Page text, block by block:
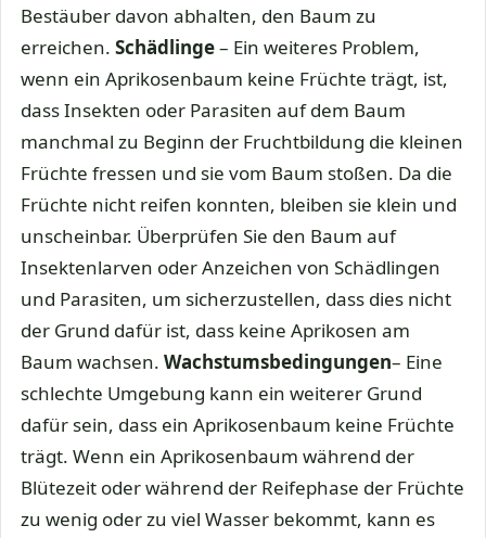
Bestäuber davon abhalten, den Baum zu
erreichen. Schädlinge– Ein weiteres Problem,
wenn ein Aprikosenbaum keine Früchte trägt, ist,
dass Insekten oder Parasiten auf dem Baum
manchmal zu Beginn der Fruchtbildung die kleinen
Früchte fressen und sie vom Baum stoßen. Da die
Früchte nicht reifen konnten, bleiben sie klein und
unscheinbar. Überprüfen Sie den Baum auf
Insektenlarven oder Anzeichen von Schädlingen
und Parasiten, um sicherzustellen, dass dies nicht
der Grund dafür ist, dass keine Aprikosen am
Baum wachsen. Wachstumsbedingungen– Eine
schlechte Umgebung kann ein weiterer Grund
dafür sein, dass ein Aprikosenbaum keine Früchte
trägt. Wenn ein Aprikosenbaum während der
Blütezeit oder während der Reifephase der Früchte
zu wenig oder zu viel Wasser bekommt, kann es